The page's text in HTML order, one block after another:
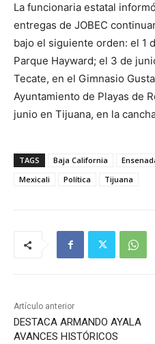
La funcionaria estatal
entregas de JOBEC
bajo el siguiente orden: el 1
Parque Hayward; el 3 de
Tecate, en el Gimnasio
Ayuntamiento de Playas de
junio en Tijuana, en la
TAGS Baja California
Mexicali
Política Tijuana
Artículo anterior
DESTACA ARMANDO AYALA
AVANCES HISTÓRICOS